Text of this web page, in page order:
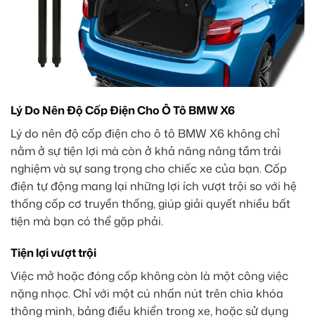
Lý Do Nên Độ Cốp Điện Cho Ô Tô BMW X6
Lý do nên độ cốp điện cho ô tô BMW X6 không chỉ
nằm ở sự tiện lợi mà còn ở khả năng nâng tầm trải
nghiệm và sự sang trọng cho chiếc xe của bạn. Cốp
điện tự động mang lại những lợi ích vượt trội so với hệ
thống cốp cơ truyền thống, giúp giải quyết nhiều bất
tiện mà bạn có thể gặp phải.
Tiện lợi vượt trội
Việc mở hoặc đóng cốp không còn là một công việc
nặng nhọc. Chỉ với một cú nhấn nút trên chìa khóa
thông minh, bảng điều khiển trong xe, hoặc sử dụng